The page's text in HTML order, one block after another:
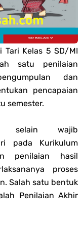
Modul Pedagogik SKI
Pedagogik Fiqih
Pedagogik Akidah
Modul Pedagogik Al-
MA
Tari Kelas 5 SD/MI
satu penilaian
dan
pencapaian
semester.
selain wajib
pada Kurikulum
penilaian hasil
proses
Salah satu bentuk
Penilaian Akhir